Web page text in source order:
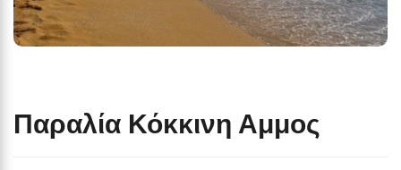
Παραλία Κόκκινη Αμμος